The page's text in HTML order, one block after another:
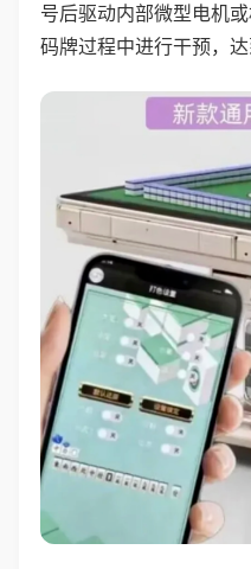
号后驱动内部微型电机
码牌过程中进行干预，达